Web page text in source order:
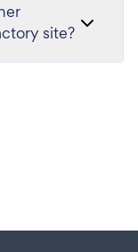
site?